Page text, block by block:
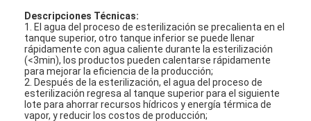
Línea de producción de alimentos enlatados
Máquina para extraer jugos de frutas y verduras
Máquinas para hacer latas de lata
Máquina para enlatar pasta de tomate
Descripciones Técnicas:
1. El agua del proceso de esterilización se precalienta en el
tanque superior, otro tanque inferior se puede llenar
rápidamente con agua caliente durante la esterilización
(<3min), los productos pueden calentarse rápidamente
para mejorar la eficiencia de la producción;
2. Después de la esterilización, el agua del proceso de
esterilización regresa al tanque superior para el siguiente
lote para ahorrar recursos hídricos y energía térmica de
vapor, y reducir los costos de producción;